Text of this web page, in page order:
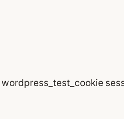
wordpress_test_cookie